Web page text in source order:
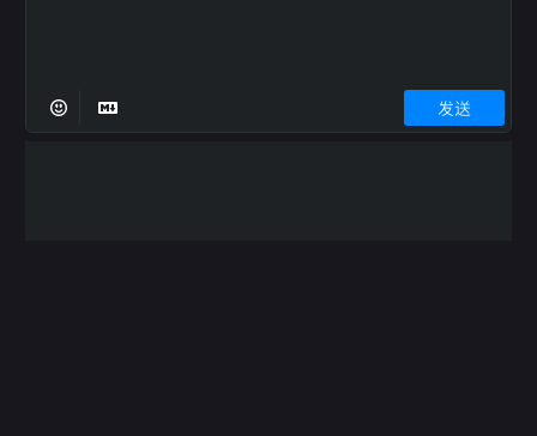
发送